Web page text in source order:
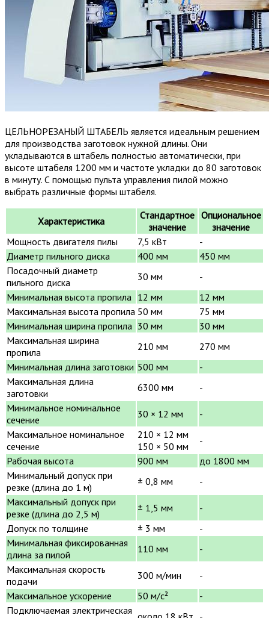
ЦЕЛЬНОРЕЗАНЫЙ ШТАБЕЛЬ является идеальным решением
для производства заготовок нужной длины. Они
укладываются в штабель полностью автоматически, при
высоте штабеля 1200 мм и частоте укладки до 80 заготовок
в минуту. С помощью пульта управления пилой можно
выбрать различные формы штабеля.
Характеристика
Стандартное
значение
Опциональное
значение
Мощность двигателя пилы
7,5 кВт
-
Диаметр пильного диска
400 мм
450 мм
Посадочный диаметр
пильного диска
30 мм
-
Минимальная высота пропила 12 мм
12 мм
Максимальная высота пропила 50 мм
75 мм
Минимальная ширина пропила 30 мм
30 мм
Максимальная ширина
пропила
210 мм
270 мм
Минимальная длина заготовки 500 мм
-
Максимальная длина
заготовки
6300 мм
-
Минимальное номинальное
сечение
30 × 12 мм
-
Максимальное номинальное
сечение
210 × 12 мм
150 × 50 мм
-
Рабочая высота
900 мм
до 1800 мм
Минимальный допуск при
резке (длина до 1 м)
± 0,8 мм
-
Максимальный допуск при
резке (длина до 2,5 м)
± 1,5 мм
-
Допуск по толщине
± 3 мм
-
Минимальная фиксированная
длина за пилой
110 мм
-
Максимальная скорость
подачи
300 м/мин
-
Максимальное ускорение
50 м/с²
-
Подключаемая электрическая